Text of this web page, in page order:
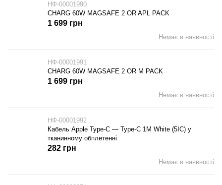
НФ-00001990
CHARG 60W MAGSAFE 2 OR APL PACK
Немає в наявності
1 699 грн
НФ-00001991
CHARG 60W MAGSAFE 2 OR M PACK
Немає в наявності
1 699 грн
НФ-00001992
Кабель Apple Type-C — Type-C 1M White (5IC) у
тканинному обплетенні
Немає в наявності
282 грн